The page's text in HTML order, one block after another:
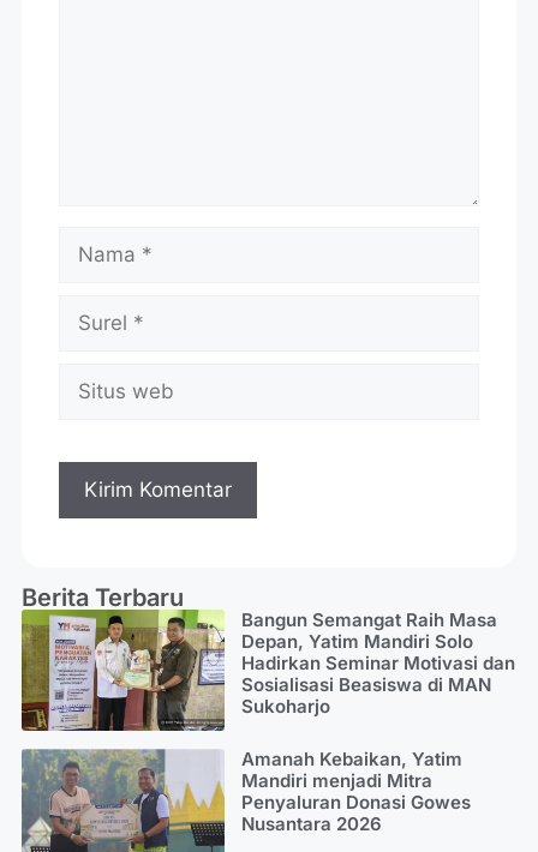
Berita Terbaru
Bangun Semangat Raih Masa
Depan, Yatim Mandiri Solo
Hadirkan Seminar Motivasi dan
Sosialisasi Beasiswa di MAN
Sukoharjo
Amanah Kebaikan, Yatim
Mandiri menjadi Mitra
Penyaluran Donasi Gowes
Nusantara 2026